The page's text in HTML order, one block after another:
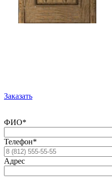
Заказать
ФИО*
Телефон*
Адрес